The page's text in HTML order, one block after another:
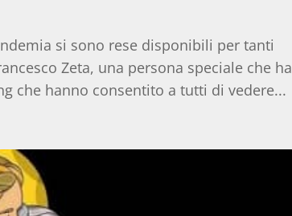
si sono rese disponibili per tanti
Zeta, una persona speciale che ha
che hanno consentito a tutti di vedere...